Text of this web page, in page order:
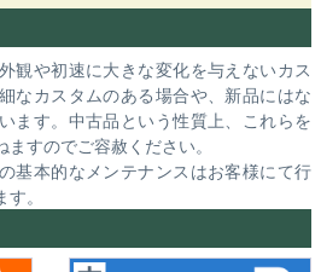
観や初速に大きな変化を与えないカス
なカスタムのある場合や、新品にはな
ます。中古品という性質上、これらを
すのでご容赦ください。
基本的なメンテナンスはお客様にて行
。